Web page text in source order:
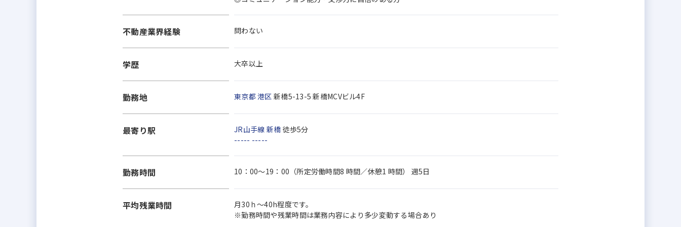
不動産業界経験 問わない
学歴 大卒以上
勤務地 東京都 港区 新橋5-13-5 新橋MCVビル4F
最寄り駅 JR山手線 新橋 徒歩5分
----- -----
勤務時間 10：00～19：00（所定労働時間8 時間／休憩1 時間） 週5日
平均残業時間
月30ｈ～40h程度です。
※勤務時間や残業時間は業務内容により多少変動する場合あり